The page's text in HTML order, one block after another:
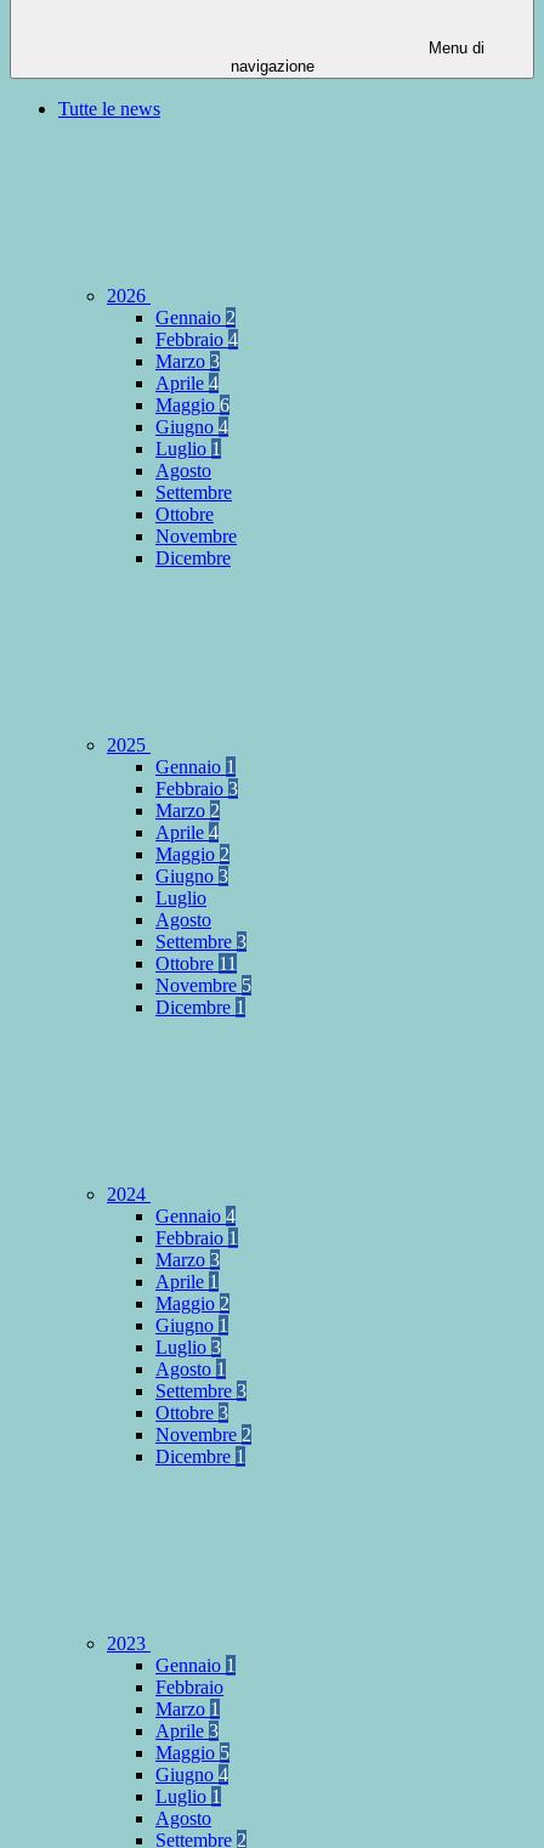
Menu di
navigazione
Tutte le news
2026
Gennaio 2
Febbraio 4
Marzo 3
Aprile 4
Maggio 6
Giugno 4
Luglio 1
Agosto
Settembre
Ottobre
Novembre
Dicembre
2025
Gennaio 1
Febbraio 3
Marzo 2
Aprile 4
Maggio 2
Giugno 3
Luglio
Agosto
Settembre 3
Ottobre 11
Novembre 5
Dicembre 1
2024
Gennaio 4
Febbraio 1
Marzo 3
Aprile 1
Maggio 2
Giugno 1
Luglio 3
Agosto 1
Settembre 3
Ottobre 3
Novembre 2
Dicembre 1
2023
Gennaio 1
Febbraio
Marzo 1
Aprile 3
Maggio 5
Giugno 4
Luglio 1
Agosto
Settembre 2